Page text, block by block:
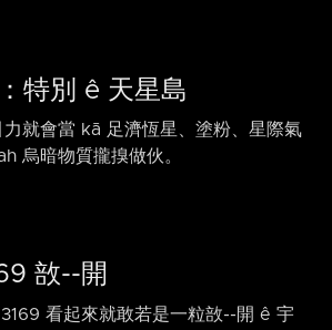
特別 ê 天星島
就會當 kā 足濟恆星、塗粉、星際氣
烏暗物質攏搝做伙。
敨-⁠-開
看起來就敢若是一粒敨-⁠-開 ê 宇